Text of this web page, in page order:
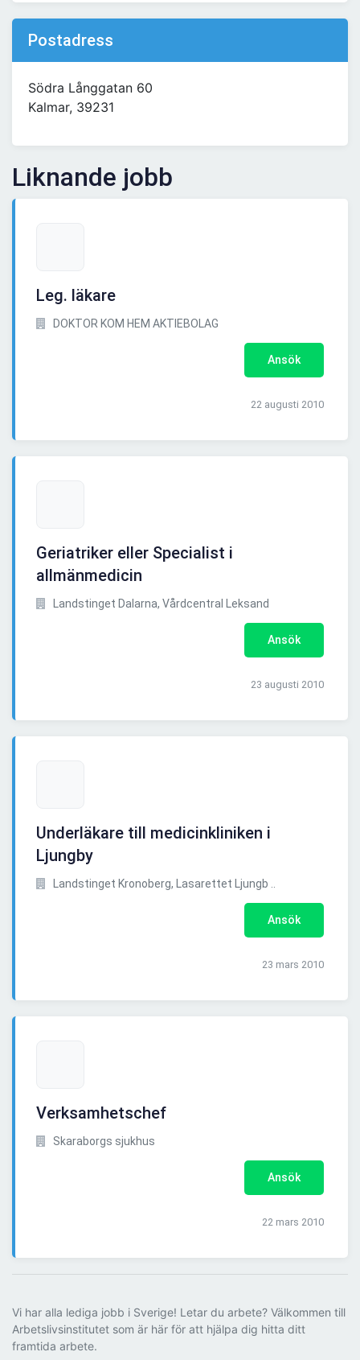
Postadress
Södra Långgatan 60
Kalmar, 39231
Liknande jobb
Leg. läkare
DOKTOR KOM HEM AKTIEBOLAG
Ansök
22 augusti 2010
Geriatriker eller Specialist i
allmänmedicin
Landstinget Dalarna, Vårdcentral Leksand
Ansök
23 augusti 2010
Underläkare till medicinkliniken i
Ljungby
Landstinget Kronoberg, Lasarettet Ljungb ..
Ansök
23 mars 2010
Verksamhetschef
Skaraborgs sjukhus
Ansök
22 mars 2010
Vi har alla lediga jobb i Sverige! Letar du arbete? Välkommen till
Arbetslivsinstitutet som är här för att hjälpa dig hitta ditt
framtida arbete.